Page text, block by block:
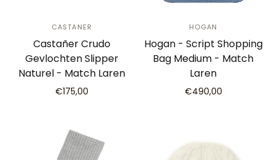
CASTANER
Castañer Crudo
Gevlochten Slipper
Naturel - Match Laren
€175,00
HOGAN
Hogan - Script Shopping
Bag Medium - Match
Laren
€490,00